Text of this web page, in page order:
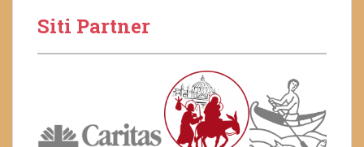
Siti Partner